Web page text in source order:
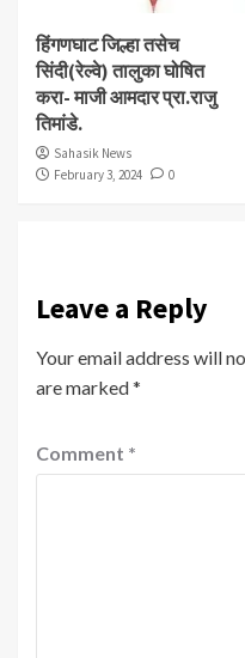
हिंगणघाट जिल्हा तसेच
सिंदी(रेल्वे) तालुका घोषित
करा- माजी आमदार प्रा.राजु
तिमांडे.
Sahasik News
February 3, 2024
0
Leave a Reply
Your email address will
are marked*
Comment *